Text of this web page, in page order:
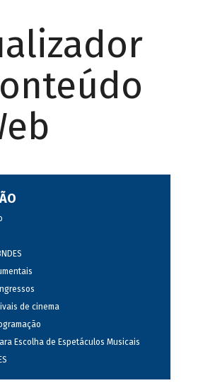
de cinema
Escolha de Espetáculos Musicais